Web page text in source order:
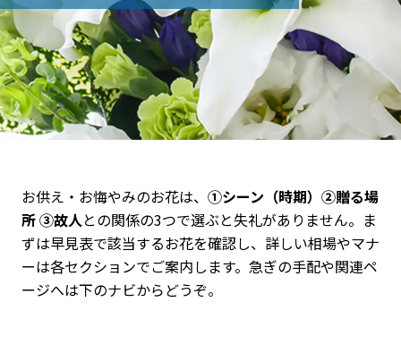
お供え・お悔やみのお花は、 ①シーン（時期）②贈る場
所 ③故人との関係の3つで選ぶと失礼がありません。ま
ずは早見表で該当するお花を確認し、詳しい相場やマナ
ーは各セクションでご案内します。急ぎの手配や関連ペ
ージへは下のナビからどうぞ。